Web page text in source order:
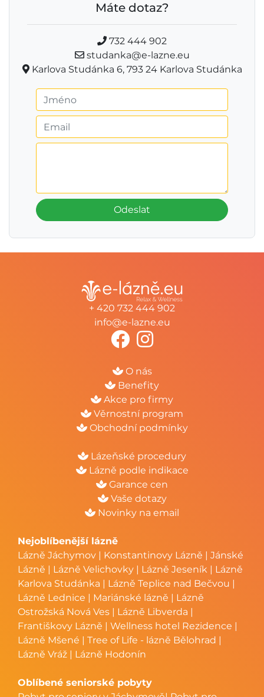
Máte dotaz?
732 444 902
studanka@e-lazne.eu
Karlova Studánka 6, 793 24 Karlova Studánka
Odeslat
+ 420 732 444 902
info@e-lazne.eu
O nás
Benefity
Akce pro firmy
Věrnostní program
Obchodní podmínky
Lázeňské procedury
Lázně podle indikace
Garance cen
Vaše dotazy
Novinky na email
Nejoblíbenější lázně
Lázně Jáchymov | Konstantinovy Lázně | Jánské
Lázně | Lázně Velichovky | Lázně Jeseník | Lázně
Karlova Studánka | Lázně Teplice nad Bečvou |
Lázně Lednice | Mariánské lázně | Lázně
Ostrožská Nová Ves | Lázně Libverda |
Františkovy Lázně | Wellness hotel Rezidence |
Lázně Mšené | Tree of Life - lázně Bělohrad |
Lázně Vráž | Lázně Hodonín
Oblíbené seniorské pobyty